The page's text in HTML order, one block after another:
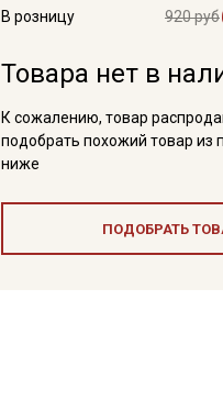
В розницу 920 руб
Товара нет в
К сожалению, товар
подобрать похожий товар из
ниже
ПОДОБРАТЬ